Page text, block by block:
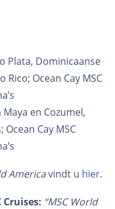
Plata, Dominicaanse
Rico; Ocean Cay MSC
en Cozumel,
Cay MSC
Americavindt u hier.
Cruises: “MSC World